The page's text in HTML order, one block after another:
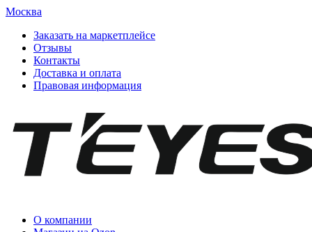
Москва
Заказать на маркетплейсе
Отзывы
Контакты
Доставка и оплата
Правовая информация
О компании